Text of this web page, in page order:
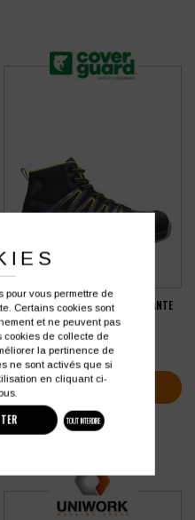
CHAUSSURE DE SÉCURITÉ MONTANTE
COVERGUARD ALUNI
77,46€
soit92,95€
VOIR PLUS D'INFOS
pour vous permettre de
Certains cookies sont
et ne peuvent pas
cookies de collecte de
la pertinence de
ne sont activés que si
en cliquant ci-
TOUT INTERDIRE